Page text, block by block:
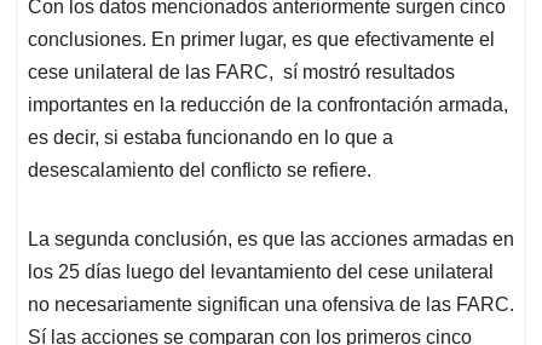
Con los datos mencionados anteriormente surgen cinco
conclusiones. En primer lugar, es que efectivamente el
cese unilateral de las FARC, sí mostró resultados
importantes en la reducción de la confrontación armada,
es decir, si estaba funcionando en lo que a
desescalamiento del conflicto se refiere.
La segunda conclusión, es que las acciones armadas en
los 25 días luego del levantamiento del cese unilateral
no necesariamente significan una ofensiva de las FARC.
Sí las acciones se comparan con los primeros cinco